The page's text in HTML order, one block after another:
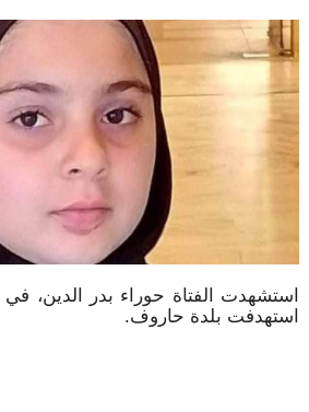
استشهدت الفتاة حوراء بدر الدين، في
استهدفت بلدة حاروف.